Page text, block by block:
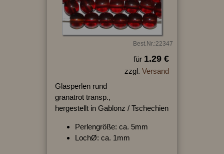
Best.Nr.:22347
für 1.29 €
zzgl. Versand
Glasperlen rund
granatrot transp.,
hergestellt in Gablonz / Tschechien
Perlengröße: ca. 5mm
LochØ: ca. 1mm